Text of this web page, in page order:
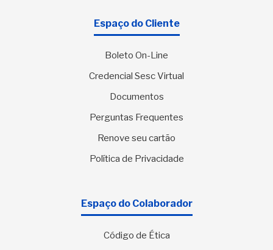
Espaço do Cliente
Boleto On-Line
Credencial Sesc Virtual
Documentos
Perguntas Frequentes
Renove seu cartão
Política de Privacidade
Espaço do Colaborador
Código de Ética